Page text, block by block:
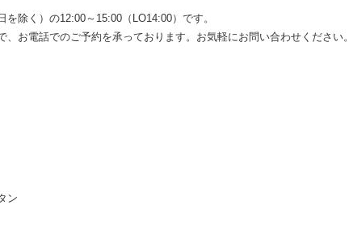
除く）の12:00～15:00（LO14:00）です。
、お電話でのご予約を承っております。お気軽にお問い合わせください。
ン